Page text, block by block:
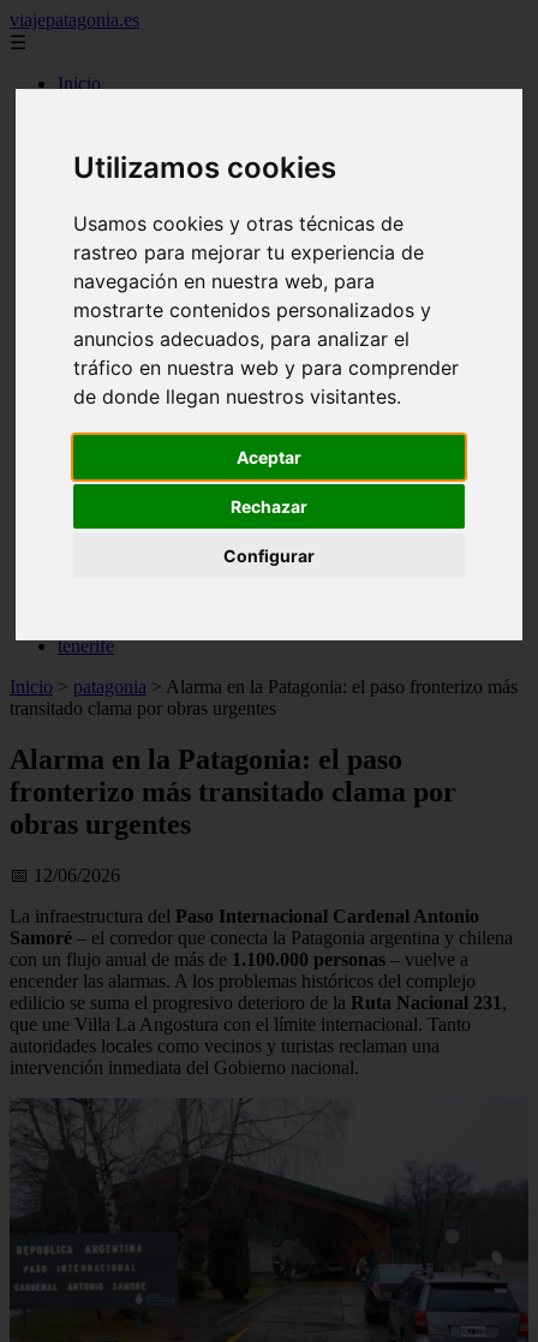
Utilizamos cookies
Usamos cookies y otras técnicas de
rastreo para mejorar tu experiencia de
navegación en nuestra web, para
mostrarte contenidos personalizados y
anuncios adecuados, para analizar el
tráfico en nuestra web y para comprender
de donde llegan nuestros visitantes.
Aceptar
Rechazar
Configurar
viajepatagonia.es
☰
Inicio
benidorm
c cordoba
c entre rios
c generalidades del pais
c mendoza
c neuquen
c provincias
c rio negro
c santa fe
c tierra de fuego
c tucuman
c zona austral
category
tenerife
Inicio > patagonia > Alarma en la Patagonia: el paso fronterizo más
transitado clama por obras urgentes
Alarma en la Patagonia: el paso
fronterizo más transitado clama por
obras urgentes
📅 12/06/2026
La infraestructura del Paso Internacional Cardenal Antonio
Samoré – el corredor que conecta la Patagonia argentina y chilena
con un flujo anual de más de 1.100.000 personas – vuelve a
encender las alarmas. A los problemas históricos del complejo
edilicio se suma el progresivo deterioro de la Ruta Nacional 231 ,
que une Villa La Angostura con el límite internacional. Tanto
autoridades locales como vecinos y turistas reclaman una
intervención inmediata del Gobierno nacional.